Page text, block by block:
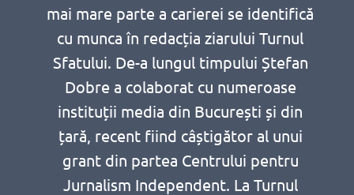
mai mare parte a carierei se identifică
cu munca în redacția ziarului Turnul
Sfatului. De-a lungul timpului Ștefan
Dobre a colaborat cu numeroase
instituții media din București și din
țară, recent fiind câștigător al unui
grant din partea Centrului pentru
Jurnalism Independent. La Turnul